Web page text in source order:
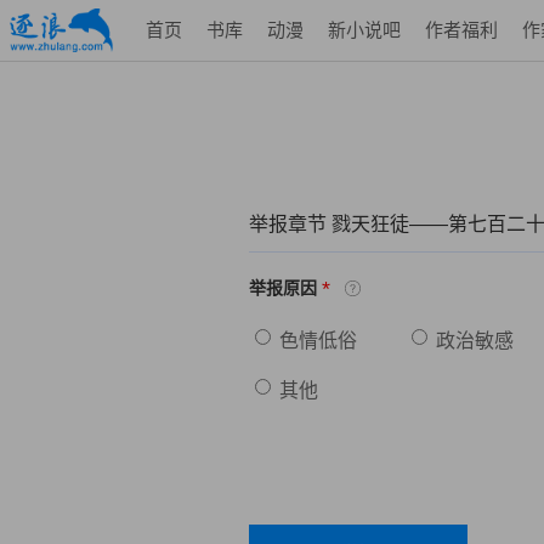
首页 书库 动漫 新小说吧 作者福利 作
举报章节 戮天狂徒——第七百二
举报原因 *
色情低俗 政治敏感
其他